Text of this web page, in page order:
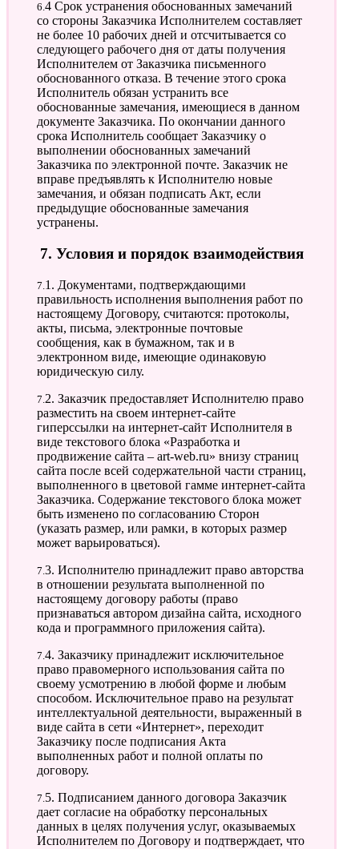
6.4 Срок устранения обоснованных замечаний
со стороны Заказчика Исполнителем составляет
не более 10 рабочих дней и отсчитывается со
следующего рабочего дня от даты получения
Исполнителем от Заказчика письменного
обоснованного отказа. В течение этого срока
Исполнитель обязан устранить все
обоснованные замечания, имеющиеся в данном
документе Заказчика. По окончании данного
срока Исполнитель сообщает Заказчику о
выполнении обоснованных замечаний
Заказчика по электронной почте. Заказчик не
вправе предъявлять к Исполнителю новые
замечания, и обязан подписать Акт, если
предыдущие обоснованные замечания
устранены.
7. Условия и порядок взаимодействия
7.1. Документами, подтверждающими
правильность исполнения выполнения работ по
настоящему Договору, считаются: протоколы,
акты, письма, электронные почтовые
сообщения, как в бумажном, так и в
электронном виде, имеющие одинаковую
юридическую силу.
7.2. Заказчик предоставляет Исполнителю право
разместить на своем интернет-сайте
гиперссылки на интернет-сайт Исполнителя в
виде текстового блока «Разработка и
продвижение сайта – art-web.ru» внизу страниц
сайта после всей содержательной части страниц,
выполненного в цветовой гамме интернет-сайта
Заказчика. Содержание текстового блока может
быть изменено по согласованию Сторон
(указать размер, или рамки, в которых размер
может варьироваться).
7.3. Исполнителю принадлежит право авторства
в отношении результата выполненной по
настоящему договору работы (право
признаваться автором дизайна сайта, исходного
кода и программного приложения сайта).
7.4. Заказчику принадлежит исключительное
право правомерного использования сайта по
своему усмотрению в любой форме и любым
способом. Исключительное право на результат
интеллектуальной деятельности, выраженный в
виде сайта в сети «Интернет», переходит
Заказчику после подписания Акта
выполненных работ и полной оплаты по
договору.
7.5. Подписанием данного договора Заказчик
дает согласие на обработку персональных
данных в целях получения услуг, оказываемых
Исполнителем по Договору и подтверждает, что